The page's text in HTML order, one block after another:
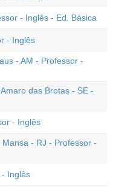
- Inglês - Ed. Básica
- Inglês
- AM - Professor -
das Brotas - SE -
- Inglês
- RJ - Professor -
- Inglês